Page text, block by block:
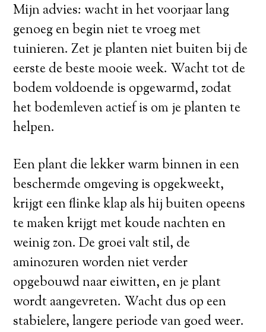
Mijn advies: wacht in het voorjaar lang
genoeg en begin niet te vroeg met
tuinieren. Zet je planten niet buiten bij de
eerste de beste mooie week. Wacht tot de
bodem voldoende is opgewarmd, zodat
het bodemleven actief is om je planten te
helpen.
Een plant die lekker warm binnen in een
beschermde omgeving is opgekweekt,
krijgt een flinke klap als hij buiten opeens
te maken krijgt met koude nachten en
weinig zon. De groei valt stil, de
aminozuren worden niet verder
opgebouwd naar eiwitten, en je plant
wordt aangevreten. Wacht dus op een
stabielere, langere periode van goed weer.